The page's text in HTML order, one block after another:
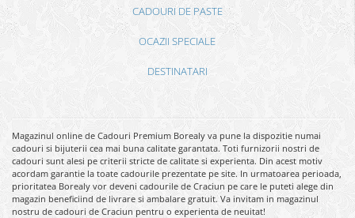
CADOURI DE PASTE
OCAZII SPECIALE
DESTINATARI
Magazinul online de Cadouri Premium Borealy va pune la dispozitie numai
cadouri si bijuterii cea mai buna calitate garantata. Toti furnizorii nostri de
cadouri sunt alesi pe criterii stricte de calitate si experienta. Din acest motiv
acordam garantie la toate cadourile prezentate pe site. In urmatoarea perioada,
prioritatea Borealy vor deveni cadourile de Craciun pe care le puteti alege din
magazin beneficiind de livrare si ambalare gratuit. Va invitam in magazinul
nostru de cadouri de Craciun pentru o experienta de neuitat!